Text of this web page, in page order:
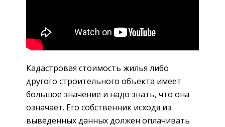
Кадастровая стоимость жилья либо
другого строительного объекта имеет
большое значение и надо знать, что она
означает. Его собственник исходя из
выведенных данных должен оплачивать